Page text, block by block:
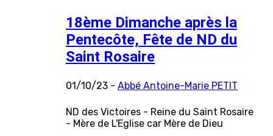
18ème Dimanche après la
Pentecôte, Fête de ND du
Saint Rosaire
01/10/23 - Abbé Antoine-Marie PETIT
ND des Victoires - Reine du Saint Rosaire
- Mère de L'Eglise car Mère de Dieu